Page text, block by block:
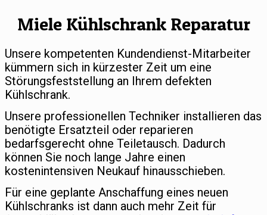
Miele Kühlschrank Reparatur
Unsere kompetenten Kundendienst-Mitarbeiter
kümmern sich in kürzester Zeit um eine
Störungsfeststellung an Ihrem defekten
Kühlschrank.
Unsere professionellen Techniker installieren das
benötigte Ersatzteil oder reparieren
bedarfsgerecht ohne Teiletausch. Dadurch
können Sie noch lange Jahre einen
kostenintensiven Neukauf hinausschieben.
Für eine geplante Anschaffung eines neuen
Kühlschranks ist dann auch mehr Zeit für